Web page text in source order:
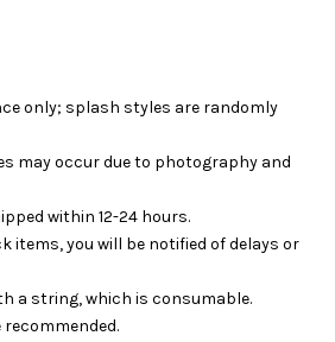
only; splash styles are randomly
may occur due to photography and
within 12-24 hours.
items, you will be notified of delays or
a string, which is consumable.